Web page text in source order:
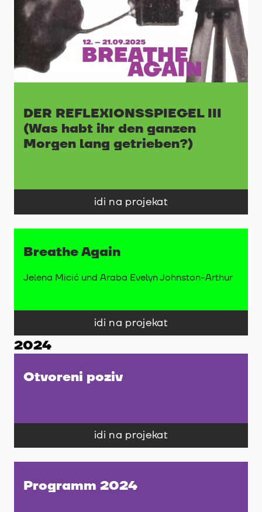
DER REFLEXIONSSPIEGEL III
(Was habt ihr den ganzen
Morgen lang getrieben?)
idi na projekat
Breathe Again
Jelena Micić und Araba Evelyn Johnston-Arthur
idi na projekat
2024
Otvoreni poziv
idi na projekat
Programm 2024